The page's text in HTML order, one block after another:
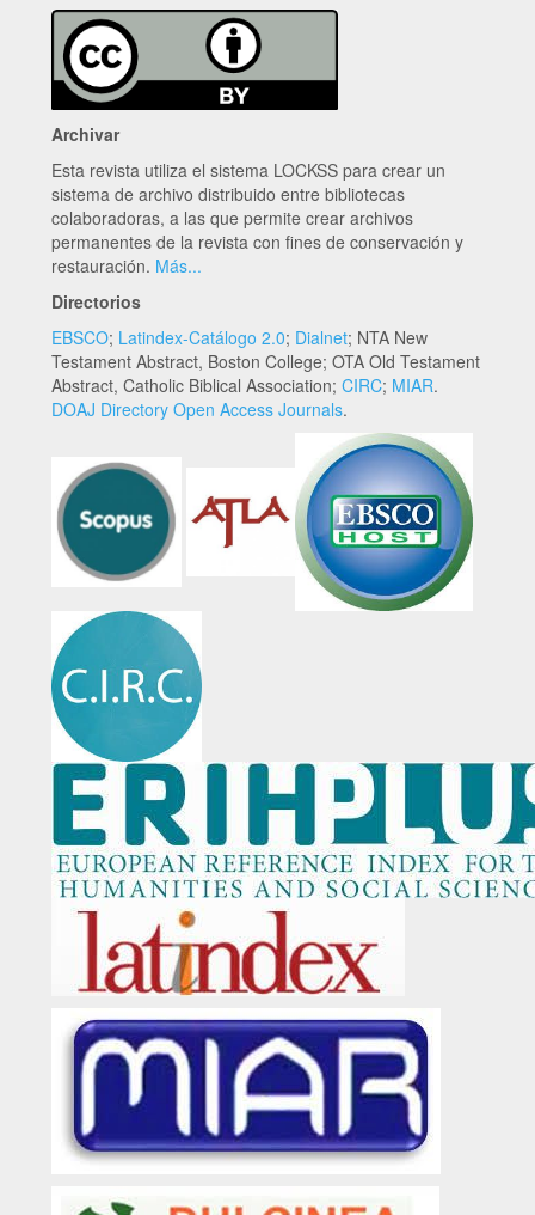
Archivar
Esta revista utiliza el sistema LOCKSS para crear un
sistema de archivo distribuido entre bibliotecas
colaboradoras, a las que permite crear archivos
permanentes de la revista con fines de conservación y
restauración. Más...
Directorios
EBSCO; Latindex-Catálogo 2.0; Dialnet; NTA New
Testament Abstract, Boston College; OTA Old Testament
Abstract, Catholic Biblical Association; CIRC; MIAR.
DOAJ Directory Open Access Journals.